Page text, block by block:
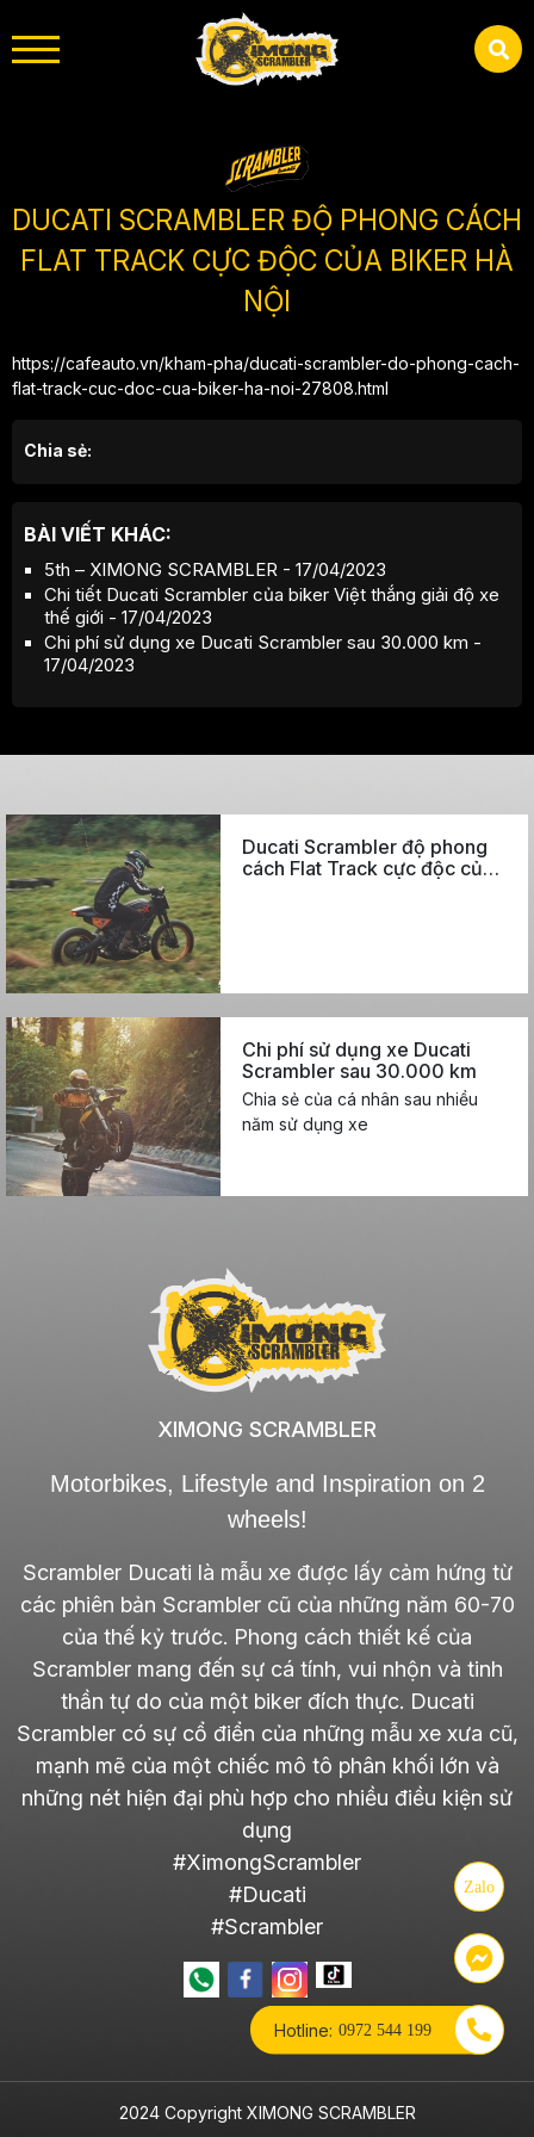
DUCATI SCRAMBLER ĐỘ PHONG CÁCH
FLAT TRACK CỰC ĐỘC CỦA BIKER HÀ
NỘI
https://cafeauto.vn/kham-pha/ducati-scrambler-do-phong-cach-
flat-track-cuc-doc-cua-biker-ha-noi-27808.html
Chia sẻ:
BÀI VIẾT KHÁC:
5th – XIMONG SCRAMBLER - 17/04/2023
Chi tiết Ducati Scrambler của biker Việt thắng giải độ xe
thế giới - 17/04/2023
Chi phí sử dụng xe Ducati Scrambler sau 30.000 km -
17/04/2023
Ducati Scrambler độ phong
cách Flat Track cực độc của
Chi phí sử dụng xe Ducati
Scrambler sau 30.000 km
Chia sẻ của cá nhân sau nhiều
năm sử dụng xe
XIMONG SCRAMBLER
Motorbikes, Lifestyle and Inspiration on 2
wheels!
Scrambler Ducati là mẫu xe được lấy cảm hứng từ
các phiên bản Scrambler cũ của những năm 60-70
của thế kỷ trước. Phong cách thiết kế của
Scrambler mang đến sự cá tính, vui nhộn và tinh
thần tự do của một biker đích thực. Ducati
Scrambler có sự cổ điển của những mẫu xe xưa cũ,
mạnh mẽ của một chiếc mô tô phân khối lớn và
những nét hiện đại phù hợp cho nhiều điều kiện sử
dụng
#XimongScrambler
#Ducati
#Scrambler
2024 Copyright XIMONG SCRAMBLER
Zalo
Hotline: 0972 544 199